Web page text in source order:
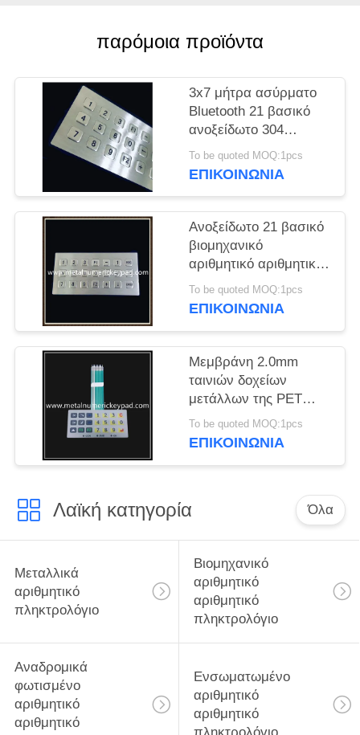
παρόμοια προϊόντα
3x7 μήτρα ασύρματο
Bluetooth 21 βασικό
ανοξείδωτο 304
πληκτρολογίων
To be quoted MOQ:1pcs
ΕΠΙΚΟΙΝΩΝΊΑ
Ανοξείδωτο 21 βασικό
βιομηχανικό
αριθμητικό αριθμητικό
πληκτρολόγιο μητρών
3x7
To be quoted MOQ:1pcs
ΕΠΙΚΟΙΝΩΝΊΑ
Μεμβράνη 2.0mm
ταινιών δοχείων
μετάλλων της PET
βιομηχανικό
αριθμητικό αριθμητικό
To be quoted MOQ:1pcs
ΕΠΙΚΟΙΝΩΝΊΑ
Λαϊκή κατηγορία Όλα
Μεταλλικά
αριθμητικό
πληκτρολόγιο
Βιομηχανικό
αριθμητικό
αριθμητικό
πληκτρολόγιο
Αναδρομικά
φωτισμένο
αριθμητικό
αριθμητικό
Ενσωματωμένο
αριθμητικό
αριθμητικό